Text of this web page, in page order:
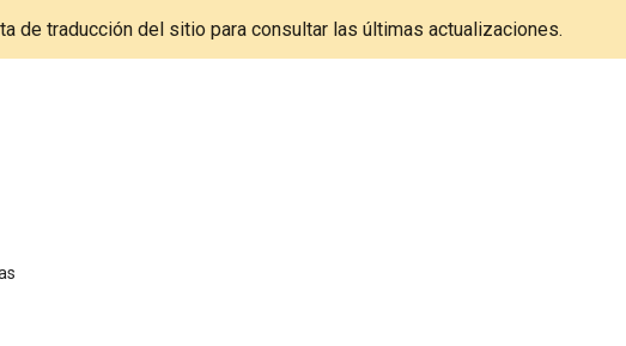
de traducción del sitio para consultar las últimas actualizaciones.